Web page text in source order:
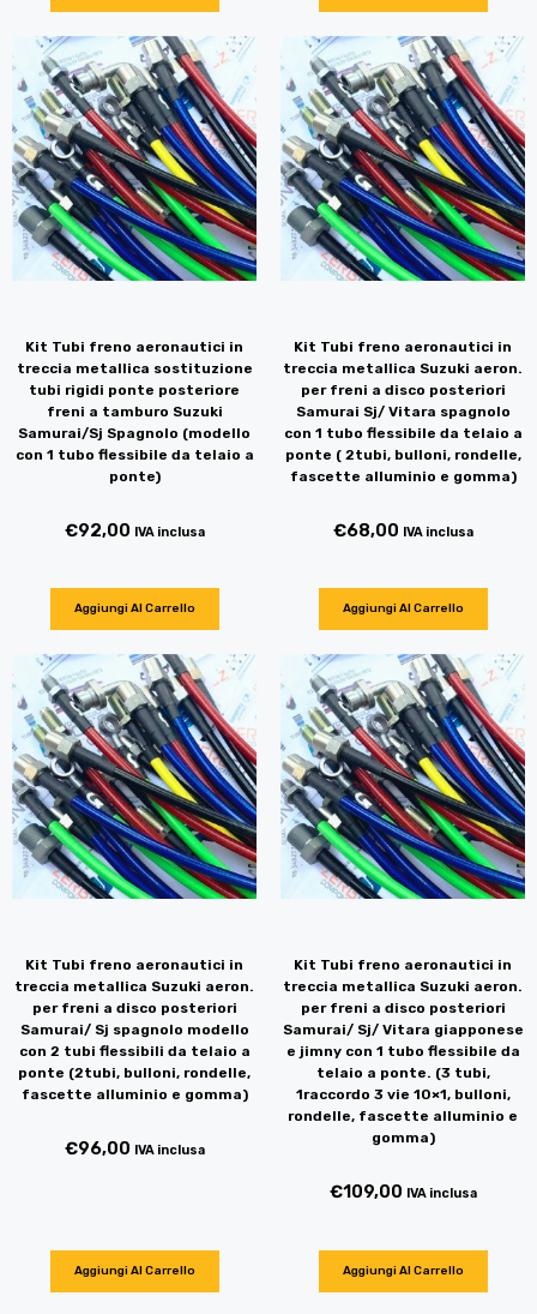
Kit Tubi freno aeronautici in
treccia metallica sostituzione
tubi rigidi ponte posteriore
freni a tamburo Suzuki
Samurai/Sj Spagnolo (modello
con 1 tubo flessibile da telaio a
ponte)
€92,00 IVA inclusa
Aggiungi Al Carrello
Kit Tubi freno aeronautici in
treccia metallica Suzuki aeron.
per freni a disco posteriori
Samurai Sj/ Vitara spagnolo
con 1 tubo flessibile da telaio a
ponte ( 2tubi, bulloni, rondelle,
fascette alluminio e gomma)
€68,00 IVA inclusa
Aggiungi Al Carrello
Kit Tubi freno aeronautici in
treccia metallica Suzuki aeron.
per freni a disco posteriori
Samurai/ Sj spagnolo modello
con 2 tubi flessibili da telaio a
ponte (2tubi, bulloni, rondelle,
fascette alluminio e gomma)
€96,00 IVA inclusa
Aggiungi Al Carrello
Kit Tubi freno aeronautici in
treccia metallica Suzuki aeron.
per freni a disco posteriori
Samurai/ Sj/ Vitara giapponese
e jimny con 1 tubo flessibile da
telaio a ponte. (3 tubi,
1raccordo 3 vie 10×1, bulloni,
rondelle, fascette alluminio e
gomma)
€109,00 IVA inclusa
Aggiungi Al Carrello